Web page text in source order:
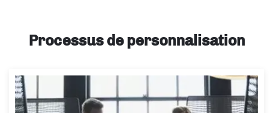
Processus de personnalisation